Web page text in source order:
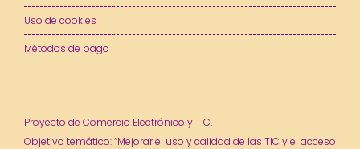
Uso de cookies
Métodos de pago
Proyecto de Comercio Electrónico y TIC.
Objetivo temático: “Mejorar el uso y calidad de las TIC y el acceso